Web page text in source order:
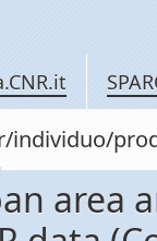
individuo/
area